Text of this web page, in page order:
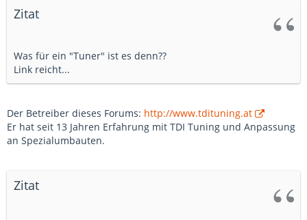
Zitat
Was für ein "Tuner" ist es denn??
Link reicht...
Der Betreiber dieses Forums: http://www.tdituning.at
Er hat seit 13 Jahren Erfahrung mit TDI Tuning und Anpassung
an Spezialumbauten.
Zitat